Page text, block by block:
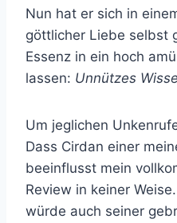
Nun hat er sich in
göttlicher Liebe selbst
Essenz in ein hoch
lassen: Unnützes
Um jeglichen
Dass Cirdan einer
beeinflusst mein
Review in keiner
würde auch seiner